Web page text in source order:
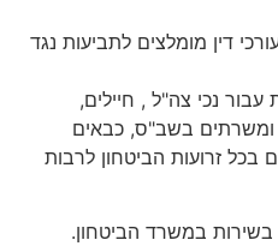
לתביעות נגד
, חיילים,
כבאים
הביטחון לרבות
הביטחון.